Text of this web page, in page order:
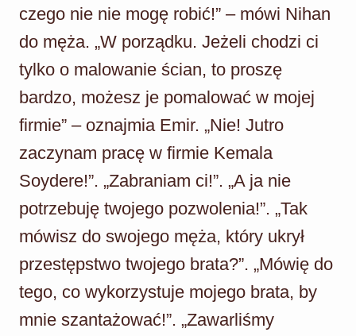
czego nie nie mogę robić!” – mówi Nihan
do męża. „W porządku. Jeżeli chodzi ci
tylko o malowanie ścian, to proszę
bardzo, możesz je pomalować w mojej
firmie” – oznajmia Emir. „Nie! Jutro
zaczynam pracę w firmie Kemala
Soydere!”. „Zabraniam ci!”. „A ja nie
potrzebuję twojego pozwolenia!”. „Tak
mówisz do swojego męża, który ukrył
przestępstwo twojego brata?”. „Mówię do
tego, co wykorzystuje mojego brata, by
mnie szantażować!”. „Zawarliśmy